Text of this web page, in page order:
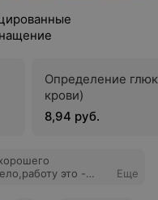
Определение
крови)
8,94 руб.
это -
Еще